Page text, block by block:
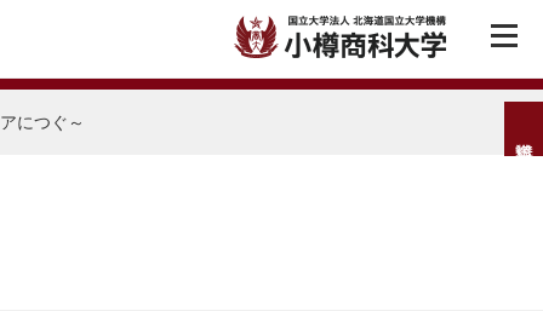
につぐ～